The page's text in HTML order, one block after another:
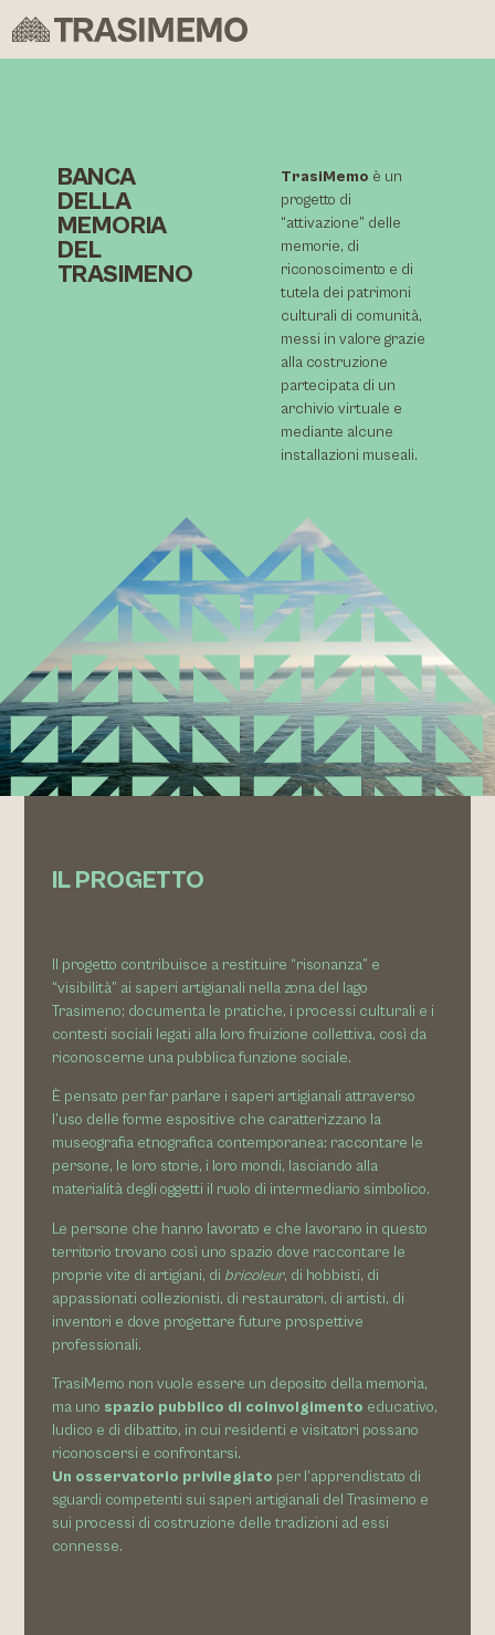
BANCA
DELLA
MEMORIA
DEL
TRASIMENO
TrasiMemo è un
progetto di
“attivazione” delle
memorie, di
riconoscimento e di
tutela dei patrimoni
culturali di comunità,
messi in valore grazie
alla costruzione
partecipata di un
archivio virtuale e
mediante alcune
installazioni museali.
IL PROGETTO
Il progetto contribuisce a restituire “risonanza” e
“visibilità” ai saperi artigianali nella zona del lago
Trasimeno; documenta le pratiche, i processi culturali e i
contesti sociali legati alla loro fruizione collettiva, così da
riconoscerne una pubblica funzione sociale.
È pensato per far parlare i saperi artigianali attraverso
l’uso delle forme espositive che caratterizzano la
museografia etnografica contemporanea: raccontare le
persone, le loro storie, i loro mondi, lasciando alla
materialità degli oggetti il ruolo di intermediario simbolico.
Le persone che hanno lavorato e che lavorano in questo
territorio trovano così uno spazio dove raccontare le
proprie vite di artigiani, di bricoleur, di hobbisti, di
appassionati collezionisti, di restauratori, di artisti, di
inventori e dove progettare future prospettive
professionali.
TrasiMemo non vuole essere un deposito della memoria,
ma uno spazio pubblico di coinvolgimento educativo,
ludico e di dibattito, in cui residenti e visitatori possano
riconoscersi e confrontarsi.
Un osservatorio privilegiato per l’apprendistato di
sguardi competenti sui saperi artigianali del Trasimeno e
sui processi di costruzione delle tradizioni ad essi
connesse.